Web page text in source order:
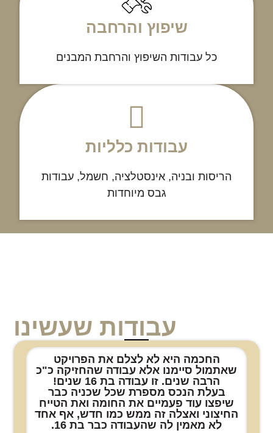
עבודות כלליות
הריסות ובניה, אינסטלציה, חשמל, עבודות
גבס מיוחדות
שיפוץ והרחבה
כל עבודות השיפוץ והרחבת המבנים
עבודות שעשינו
החכמה היא לא לצלם את הפרויקט
שאתמול סיימנו אלא עבודה שהחזיקה כ"כ
הרבה שנים. זו עבודה בת 16 שנים!
בעלת הנכס מספרת שכל שכניה כבר
שיפצו עוד פעמיים את החומה ואת הטייח
החיצוני ואצלה זה ממש כמו חדש, אף אחד
לא מאמין לה שהעבודה כבר בת 16.